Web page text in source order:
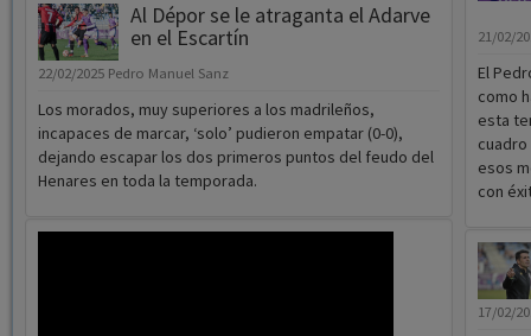
Al Dépor se le atraganta el Adarve
en el Escartín
22/02/2025 Pedro Manuel Sanz
Los morados, muy superiores a los madrileños,
incapaces de marcar, ‘solo’ pudieron empatar (0-0),
dejando escapar los dos primeros puntos del feudo del
Henares en toda la temporada.
21/02/
El
como
esta
esos
con
17/02/